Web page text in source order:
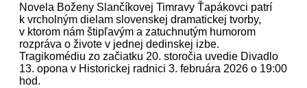
Novela Boženy Slančíkovej Timravy Ťapákovci patrí
k vrcholným dielam slovenskej dramatickej tvorby,
v ktorom nám štipľavým a zatuchnutým humorom
rozpráva o živote v jednej dedinskej izbe.
Tragikomédiu zo začiatku 20. storočia uvedie Divadlo
13. opona v Historickej radnici 3. februára 2026 o 19:00
hod.